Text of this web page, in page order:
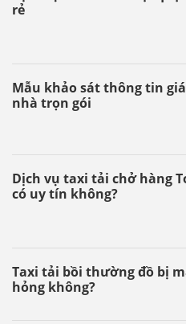
rẻ
Mẫu khảo sát thông tin
nhà trọn gói
Dịch vụ taxi tải chở hàng
có uy tín không?
Taxi tải bồi thường đồ bị
hỏng không?